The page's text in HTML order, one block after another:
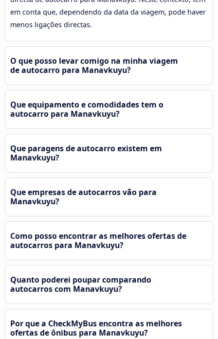
em conta que, dependendo da data da viagem, pode haver
menos ligações directas.
O que posso levar comigo na minha viagem
de autocarro para Manavkuyu?
Que equipamento e comodidades tem o
autocarro para Manavkuyu?
Que paragens de autocarro existem em
Manavkuyu?
Que empresas de autocarros vão para
Manavkuyu?
Como posso encontrar as melhores ofertas de
autocarros para Manavkuyu?
Quanto poderei poupar comparando
autocarros com Manavkuyu?
Por que a CheckMyBus encontra as melhores
ofertas de ônibus para Manavkuyu?